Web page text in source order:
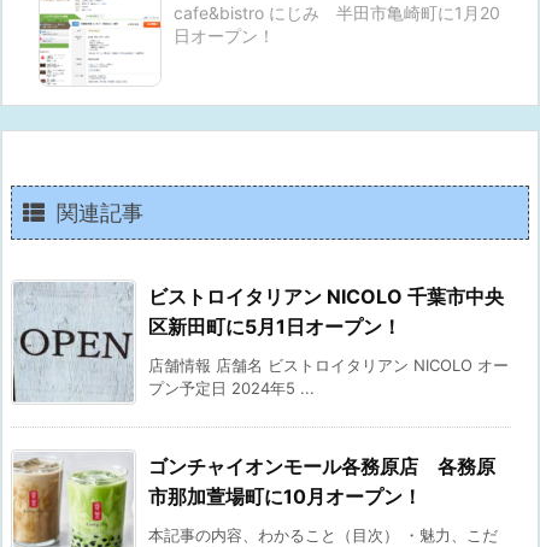
cafe&bistro にじみ 半田市亀崎町に1月20
日オープン！
関連記事
ビストロイタリアン NICOLO 千葉市中央
区新田町に5月1日オープン！
店舗情報 店舗名 ビストロイタリアン NICOLO オー
プン予定日 2024年5 ...
ゴンチャイオンモール各務原店 各務原
市那加萱場町に10月オープン！
本記事の内容、わかること（目次） ・魅力、こだ